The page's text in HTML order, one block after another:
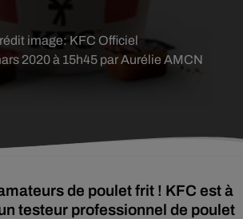
2020 à 15h45 par Aurélie AMCN
image: KFC Officiel
de poulet frit ! KFC est à
testeur professionnel de poulet